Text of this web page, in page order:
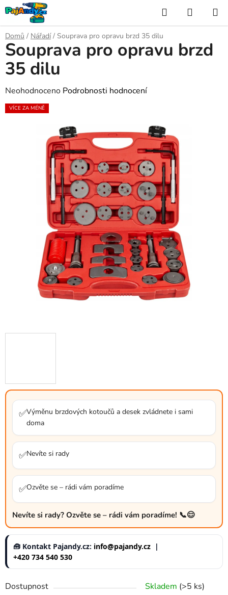
Přejít
na
obsah
Hledat
KOŠÍK
Domů / Nářadí / Souprava pro opravu brzd 35 dilu
✅Výměnu brzdových kotoučů a desek zvládnete i sami
doma
✅Nevíte si rady
✅Ozvěte se – rádi vám poradíme
Nevíte si rady? Ozvěte se – rádi vám poradíme! 📞😊
🧰 Kontakt Pajandy.cz: info@pajandy.cz |
+420 734 540 530
Dostupnost Skladem (>5 ks)
Souprava pro opravu brzd
35 dilu
Průměrné
hodnocení
Neohodnoceno Podrobnosti hodnocení
VÍCE ZA MÉNĚ